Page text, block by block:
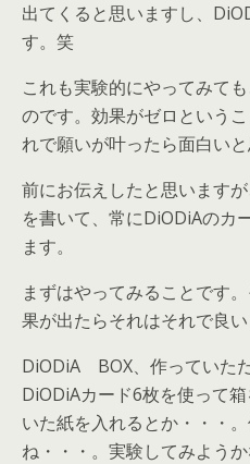
出てくると思いますし、
す。笑
これも実験的にやってみて
のです。効果がゼロという
れで願いが叶ったら面白いと
前にお伝えしたと思います
を書いて、常にDiODiAのカ
ます。
まずはやってみることです
果が出たらそれはそれで良い
DiODiA BOX、作っていた
DiODiAカード6枚を使って
いた紙を入れるとか・・・
ね・・・。実験してみよう